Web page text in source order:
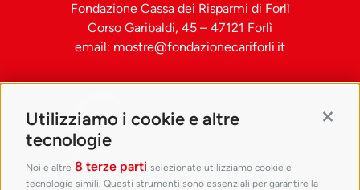
Utilizziamo i cookie e altre
tecnologie
Noi e altre 8 terze parti selezionate utilizziamo cookie e
tecnologie simili. Questi strumenti sono essenziali per garantire la
Fondazione Cassa dei Risparmi di Forlì
Corso Garibaldi, 45 – 47121 Forlì
email: mostre@fondazionecariforli.it